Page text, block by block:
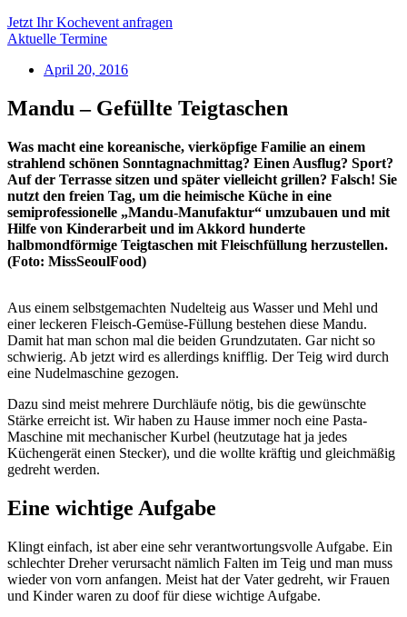
Jetzt Ihr Kochevent anfragen
Aktuelle Termine
April 20, 2016
Mandu – Gefüllte Teigtaschen
Was macht eine koreanische, vierköpfige Familie an einem
strahlend schönen Sonntagnachmittag? Einen Ausflug? Sport?
Auf der Terrasse sitzen und später vielleicht grillen? Falsch! Sie
nutzt den freien Tag, um die heimische Küche in eine
semiprofessionelle „Mandu-Manufaktur“ umzubauen und mit
Hilfe von Kinderarbeit und im Akkord hunderte
halbmondförmige Teigtaschen mit Fleischfüllung herzustellen.
(Foto: MissSeoulFood)
Aus einem selbstgemachten Nudelteig aus Wasser und Mehl und
einer leckeren Fleisch-Gemüse-Füllung bestehen diese Mandu.
Damit hat man schon mal die beiden Grundzutaten. Gar nicht so
schwierig. Ab jetzt wird es allerdings knifflig. Der Teig wird durch
eine Nudelmaschine gezogen.
Dazu sind meist mehrere Durchläufe nötig, bis die gewünschte
Stärke erreicht ist. Wir haben zu Hause immer noch eine Pasta-
Maschine mit mechanischer Kurbel (heutzutage hat ja jedes
Küchengerät einen Stecker), und die wollte kräftig und gleichmäßig
gedreht werden.
Eine wichtige Aufgabe
Klingt einfach, ist aber eine sehr verantwortungsvolle Aufgabe. Ein
schlechter Dreher verursacht nämlich Falten im Teig und man muss
wieder von vorn anfangen. Meist hat der Vater gedreht, wir Frauen
und Kinder waren zu doof für diese wichtige Aufgabe.